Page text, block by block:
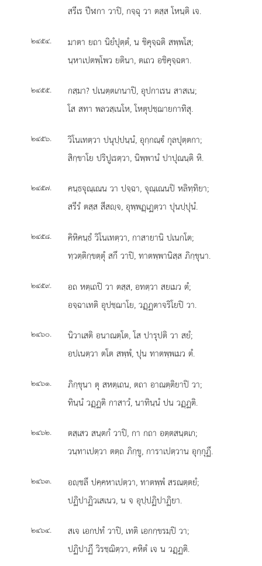
สรีเร ปีฬกา วาปิ, กจฺฉุ วา ตสฺส โหนฺติ เจ.
๒๔๕๔.
มาตา ยถา นิยํปุตฺตํ, น ชิคุจฺฉติ สพฺพโส;
นฺหาเปตพฺโพว ยตินา, ตเถว อชิคุจฺฉตา.
๒๔๕๕.
กสฺมา? ปเนตฺตเกนาปิ, อุปกาเรน สาสเน;
โส สทา พลวสฺเนโห, โหตุปชฺฌายกาทิสุ.
๒๔๕๖.
วิโนเทตฺวา ปนุปฺปนฺนํ, อุกฺกณฺํ กุลปุตฺตกา;
สิกฺขาโย ปริปูเรตฺวา, นิพฺพานํ ปาปุณนฺติ หิ.
๒๔๕๗.
คนฺธจุณฺเณน วา ปจฺฉา, จุณฺเณนปิ หลิทฺทิยา;
สรีรํ ตสฺส สีสฺจ, อุพฺพฏฺเฏตฺวา ปุนปฺปุนํ.
๒๔๕๘.
คิหิคนฺธํ วิโนเทตฺวา, กาสายานิ ปเนกโต;
ทฺวตฺติกฺขตฺตุํ สกึ วาปิ, ทาตพฺพานิสฺส ภิกฺขุนา.
๒๔๕๙.
อถ หตฺเถปิ วา ตสฺส, อทตฺวา สยเมว ตํ;
อจฺฉาเทติ อุปชฺฌาโย, วฏฺฏตาจริโยปิ วา.
๒๔๖๐.
นิวาเสติ อนาณตฺโต, โส ปารุปติ วา สยํ;
อปเนตฺวา ตโต สพฺพํ, ปุน ทาตพฺพเมว ตํ.
๒๔๖๑.
ภิกฺขุนา ตุ สหตฺเถน, ตถา อาณตฺติยาปิ วา;
ทินฺนํ วฏฺฏติ กาสาวํ, นาทินฺนํ ปน วฏฺฏติ.
๒๔๖๒.
ตสฺเสว สนฺตกํ วาปิ, กา กถา อตฺตสนฺตเก;
วนฺทาเปตฺวา ตตฺถ ภิกฺขู, การาเปตฺวาน อุกฺกุฏึ.
๒๔๖๓.
อฺชลึ ปคฺคหาเปตฺวา, ทาตพฺพํ สรณตฺตยํ;
ปฏิปาฏิวเสเนว, น จ อุปฺปฏิปาฏิยา.
๒๔๖๔.
สเจ เอกปทํ วาปิ, เทติ เอกกฺขรมฺปิ วา;
ปฏิปาฏึ วิรชฺฌิตฺวา, คหิตํ เจ น วฏฺฏติ.